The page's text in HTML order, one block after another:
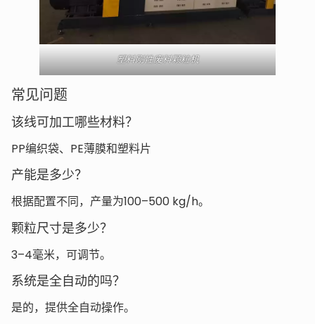
塑料刚性废料颗粒机
常见问题
该线可加工哪些材料？
PP编织袋、PE薄膜和塑料片
产能是多少？
根据配置不同，产量为100–500 kg/h。
颗粒尺寸是多少？
3–4毫米，可调节。
系统是全自动的吗？
是的，提供全自动操作。